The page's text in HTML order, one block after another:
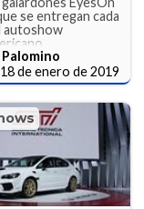
se entregan cada
autoshow
de enero de 2019